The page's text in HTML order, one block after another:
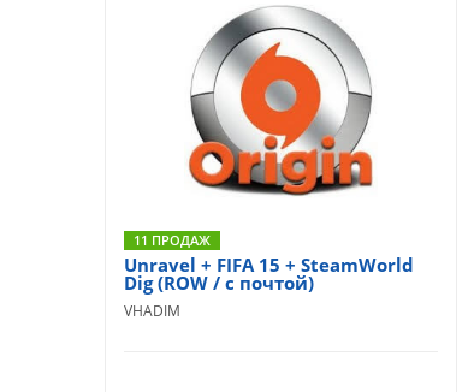
11 ПРОДАЖ
Unravel + FIFA 15 + SteamWorld
Dig (ROW / с почтой)
VHADIM